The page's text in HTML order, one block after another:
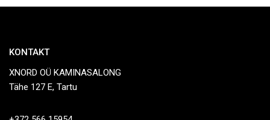
KONTAKT
XNORD OÜ KAMINASALONG
Tähe 127 E, Tartu